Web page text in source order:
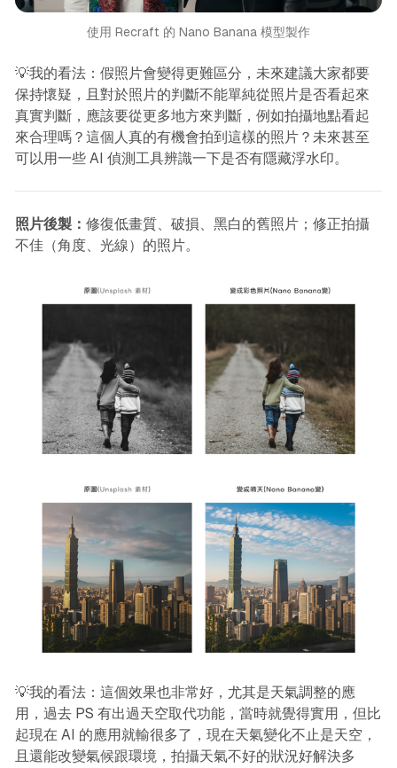
使用 Recraft 的 Nano Banana 模型製作
💡我的看法：假照片會變得更難區分，未來建議大家都要
保持懷疑，且對於照片的判斷不能單純從照片是否看起來
真實判斷，應該要從更多地方來判斷，例如拍攝地點看起
來合理嗎？這個人真的有機會拍到這樣的照片？未來甚至
可以用一些 AI 偵測工具辨識一下是否有隱藏浮水印。
照片後製： 修復低畫質、破損、黑白的舊照片；修正拍攝
不佳（角度、光線）的照片。
💡我的看法：這個效果也非常好，尤其是天氣調整的應
用，過去 PS 有出過天空取代功能，當時就覺得實用，但比
起現在 AI 的應用就輸很多了，現在天氣變化不止是天空，
且還能改變氣候跟環境，拍攝天氣不好的狀況好解決多